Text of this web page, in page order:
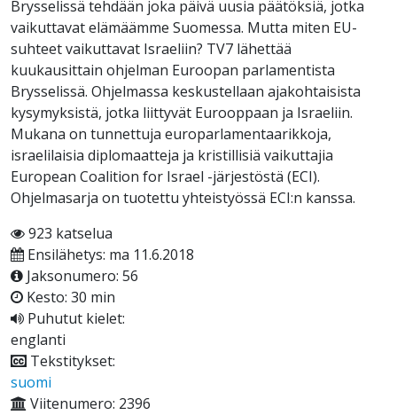
Brysselissä tehdään joka päivä uusia päätöksiä, jotka
vaikuttavat elämäämme Suomessa. Mutta miten EU-
suhteet vaikuttavat Israeliin? TV7 lähettää
kuukausittain ohjelman Euroopan parlamentista
Brysselissä. Ohjelmassa keskustellaan ajakohtaisista
kysymyksistä, jotka liittyvät Eurooppaan ja Israeliin.
Mukana on tunnettuja europarlamentaarikkoja,
israelilaisia diplomaatteja ja kristillisiä vaikuttajia
European Coalition for Israel -järjestöstä (ECI).
Ohjelmasarja on tuotettu yhteistyössä ECI:n kanssa.
923 katselua
Ensilähetys: ma 11.6.2018
Jaksonumero: 56
Kesto: 30 min
Puhutut kielet:
englanti
Tekstitykset:
suomi
Viitenumero: 2396